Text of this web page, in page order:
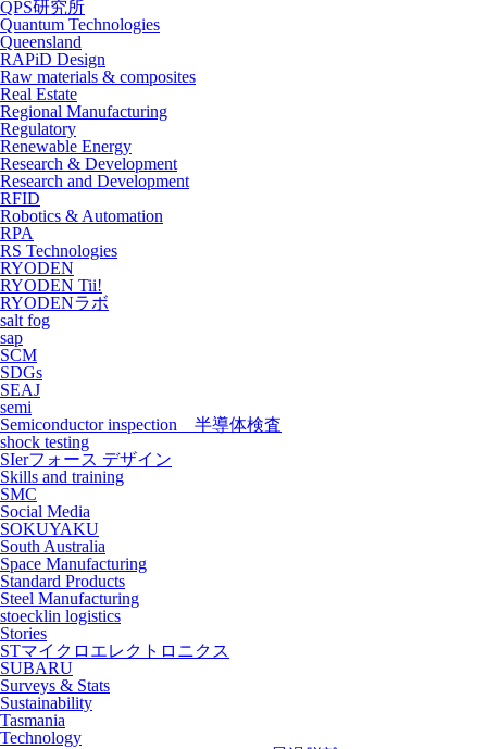
QPS研究所
Quantum Technologies
Queensland
RAPiD Design
Raw materials & composites
Real Estate
Regional Manufacturing
Regulatory
Renewable Energy
Research & Development
Research and Development
RFID
Robotics & Automation
RPA
RS Technologies
RYODEN
RYODEN Tii!
RYODENラボ
salt fog
sap
SCM
SDGs
SEAJ
semi
Semiconductor inspection 半導体検査
shock testing
SIerフォース デザイン
Skills and training
SMC
Social Media
SOKUYAKU
South Australia
Space Manufacturing
Standard Products
Steel Manufacturing
stoecklin logistics
Stories
STマイクロエレクトロニクス
SUBARU
Surveys & Stats
Sustainability
Tasmania
Technology